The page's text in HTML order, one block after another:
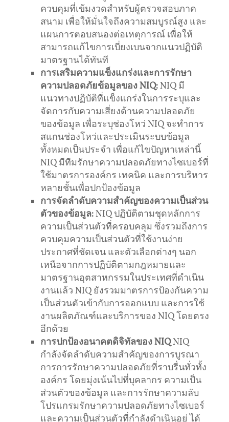
ควบคุมที่เข้มงวดสําหรับผู้ตรวจสอบภาค
สนาม เพื่อให้มั่นใจถึงความสมบูรณ์สูง และ
แผนการตอบสนองต่อเหตุการณ์ เพื่อให้
สามารถแก้ไขการเบี่ยงเบนจากแนวปฏิบัติ
มาตรฐานได้ทันที
การเสริมความแข็งแกร่งและการรักษา
ความปลอดภัยข้อมูลของ NIQ:NIQ มี
แนวทางปฏิบัติที่แข็งแกร่งในการระบุและ
จัดการกับความเสี่ยงด้านความปลอดภัย
ของข้อมูล เพื่อระบุช่องโหว่ NIQ จะทําการ
สแกนช่องโหว่และประเมินระบบข้อมูล
ทั้งหมดเป็นประจํา เพื่อแก้ไขปัญหาเหล่านี้
NIQ มีทีมรักษาความปลอดภัยทางไซเบอร์ที่
ใช้มาตรการองค์กร เทคนิค และการบริหาร
หลายชั้นเพื่อปกป้องข้อมูล
การจัดลําดับความสําคัญของความเป็นส่วน
ตัวของข้อมูล:NIQ ปฏิบัติตามชุดหลักการ
ความเป็นส่วนตัวที่ครอบคลุม ซึ่งรวมถึงการ
ควบคุมความเป็นส่วนตัวที่ใช้งานง่าย
ประกาศที่ชัดเจน และตัวเลือกต่างๆ นอก
เหนือจากการปฏิบัติตามกฎหมายและ
มาตรฐานอุตสาหกรรมในประเทศที่ดําเนิน
งานแล้ว NIQ ยังรวมมาตรการป้องกันความ
เป็นส่วนตัวเข้ากับการออกแบบ และการใช้
งานผลิตภัณฑ์และบริการของ NIQ โดยตรง
อีกด้วย
การปกป้องอนาคตดิจิทัลของ NIQNIQ
กำลังจัดลำดับความสำคัญของการบูรณา
การการรักษาความปลอดภัยที่ราบรื่นทั่วทั้ง
องค์กร โดยมุ่งเน้นไปที่บุคลากร ความเป็น
ส่วนตัวของข้อมูล และการรักษาความลับ
โปรแกรมรักษาความปลอดภัยทางไซเบอร์
และความเป็นส่วนตัวที่กําลังดําเนินอยู่ ได้